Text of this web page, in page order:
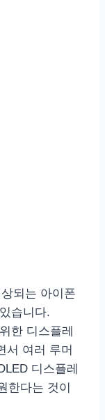
되는 아이폰
습니다.
한 디스플레
서 여러 루머
디스플레
한다는 것이